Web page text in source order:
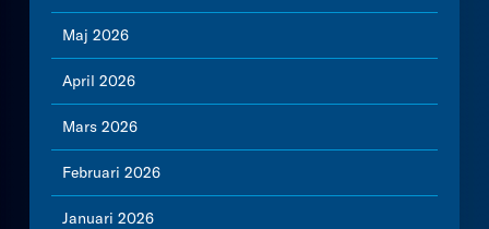
Maj 2026
April 2026
Mars 2026
Februari 2026
Januari 2026